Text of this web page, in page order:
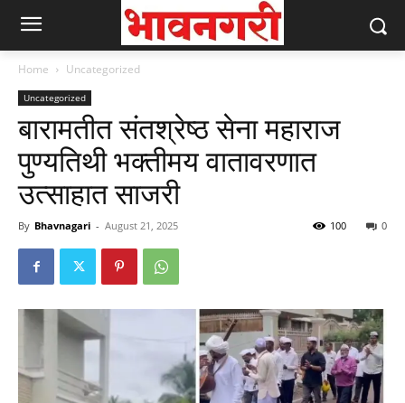
Home Uncategorized
Uncategorized
बारामतीत संतश्रेष्ठ सेना महाराज
पुण्यतिथी भक्तीमय वातावरणात
उत्साहात साजरी
By Bhavnagari - August 21, 2025 0
100